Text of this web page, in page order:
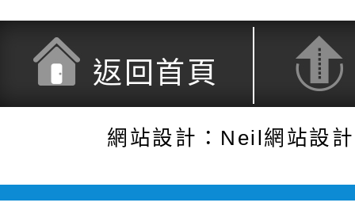
返回首頁
網站設計：Neil網站設